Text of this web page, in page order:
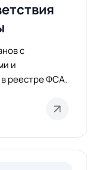
с
и
реестре ФСА.